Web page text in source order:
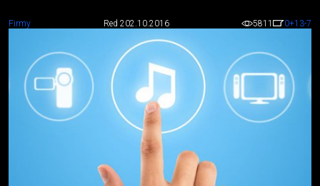
Firmy Red 2 02.10.2016 5811 0+13-7